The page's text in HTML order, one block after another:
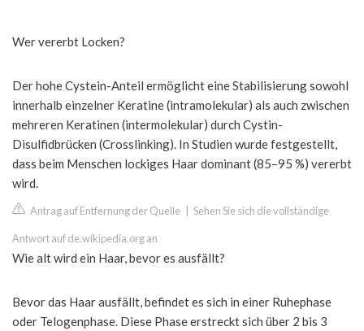
Wer vererbt Locken?
Der hohe Cystein-Anteil ermöglicht eine Stabilisierung sowohl
innerhalb einzelner Keratine (intramolekular) als auch zwischen
mehreren Keratinen (intermolekular) durch Cystin-
Disulfidbrücken (Crosslinking). In Studien wurde festgestellt,
dass beim Menschen lockiges Haar dominant (85–95 %) vererbt
wird.
Antrag auf Entfernung der Quelle Sehen Sie sich die vollständige
Antwort auf de.wikipedia.org an
Wie alt wird ein Haar, bevor es ausfällt?
Bevor das Haar ausfällt, befindet es sich in einer Ruhephase
oder Telogenphase. Diese Phase erstreckt sich über 2 bis 3